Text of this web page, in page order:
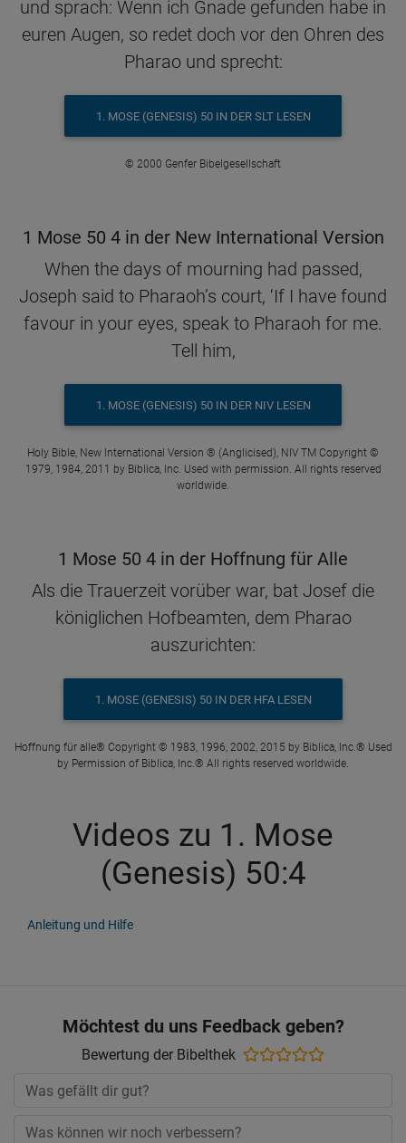
und sprach: Wenn ich Gnade gefunden habe in
euren Augen, so redet doch vor den Ohren des
Pharao und sprecht:
1. MOSE (GENESIS) 50 IN DER SLT LESEN
© 2000 Genfer Bibelgesellschaft
1 Mose 50 4 in der New International Version
When the days of mourning had passed,
Joseph said to Pharaoh’s court, ‘If I have found
favour in your eyes, speak to Pharaoh for me.
Tell him,
1. MOSE (GENESIS) 50 IN DER NIV LESEN
Holy Bible, New International Version ® (Anglicised), NIV TM Copyright ©
1979, 1984, 2011 by Biblica, Inc. Used with permission. All rights reserved
worldwide.
1 Mose 50 4 in der Hoffnung für Alle
Als die Trauerzeit vorüber war, bat Josef die
königlichen Hofbeamten, dem Pharao
auszurichten:
1. MOSE (GENESIS) 50 IN DER HFA LESEN
Hoffnung für alle® Copyright © 1983, 1996, 2002, 2015 by Biblica, Inc.® Used
by Permission of Biblica, Inc.® All rights reserved worldwide.
Videos zu 1. Mose
(Genesis) 50:4
Anleitung und Hilfe
Möchtest du uns Feedback geben?
Bewertung der Bibelthek